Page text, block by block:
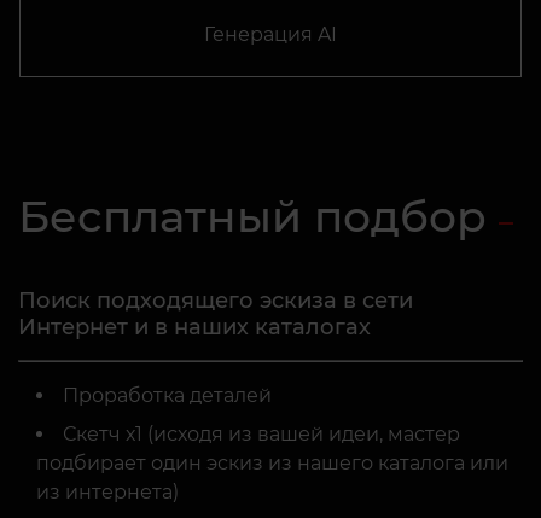
Генерация AI
Бесплатный подбор
Поиск подходящего эскиза в сети
Интернет и в наших каталогах
Проработка деталей
Скетч х1 (исходя из вашей идеи, мастер
подбирает один эскиз из нашего каталога или
из интернета)